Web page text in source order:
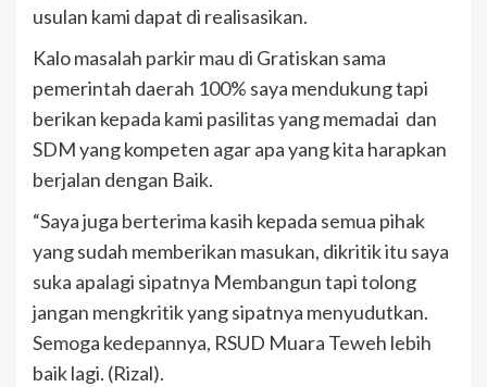
usulan kami dapat di realisasikan.
Kalo masalah parkir mau di Gratiskan sama
pemerintah daerah 100% saya mendukung tapi
berikan kepada kami pasilitas yang memadai dan
SDM yang kompeten agar apa yang kita harapkan
berjalan dengan Baik.
“Saya juga berterima kasih kepada semua pihak
yang sudah memberikan masukan, dikritik itu saya
suka apalagi sipatnya Membangun tapi tolong
jangan mengkritik yang sipatnya menyudutkan.
Semoga kedepannya, RSUD Muara Teweh lebih
baik lagi. (Rizal).